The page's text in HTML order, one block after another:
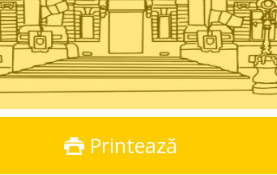
Printează